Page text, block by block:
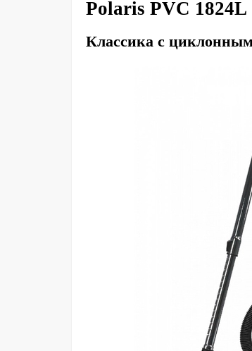
Polaris PVC 1824L
Классика с